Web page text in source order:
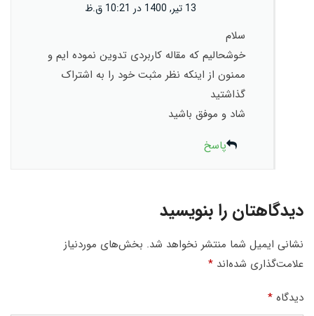
13 تیر, 1400 در 10:21 ق.ظ
سلام
خوشحالیم که مقاله کاربردی تدوین نموده ایم و
ممنون از اینکه نظر مثبت خود را به اشتراک
گذاشتید
شاد و موفق باشید
پاسخ
دیدگاهتان را بنویسید
نشانی ایمیل شما منتشر نخواهد شد. بخش‌های موردنیاز
علامت‌گذاری شده‌اند *
دیدگاه *